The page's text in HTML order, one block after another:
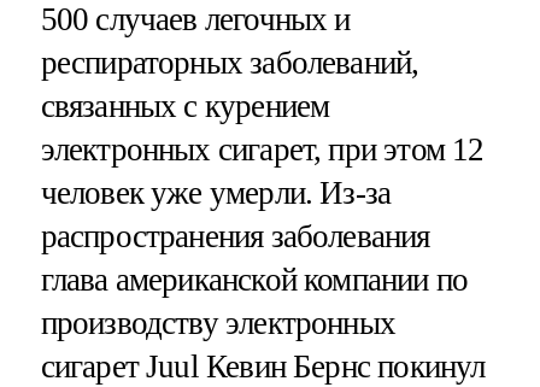
500 случаев легочных и
респираторных заболеваний,
связанных с курением
электронных сигарет, при этом 12
человек уже умерли. Из-за
распространения заболевания
глава американской компании по
производству электронных
сигарет Juul Кевин Бернс покинул